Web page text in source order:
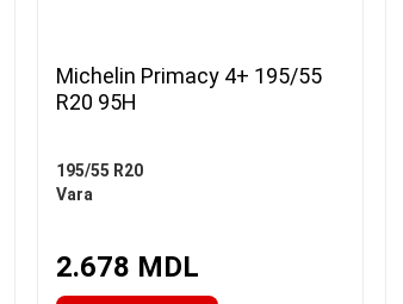
Michelin Primacy 4+ 195/55
R20 95H
195/55 R20
Vara
2.678 MDL